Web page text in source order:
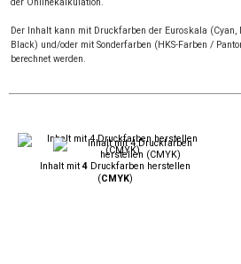
Der Inhalt kann mit Druckfarben der Euroskala (Cyan,
Black) und/oder mit Sonderfarben (HKS-Farben /
berechnet werden.
Inhalt mit4 Druckfarben herstellen
(CMYK)